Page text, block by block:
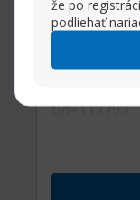
že po
podliehať
tid=360000
https://
tid=38230
tid=113793
https://